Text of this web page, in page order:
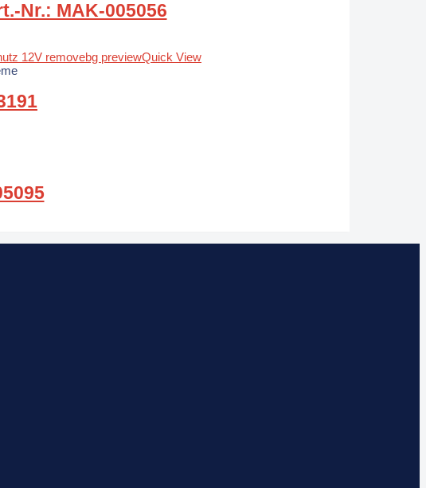
Nr.: MAK-005056
Quick View